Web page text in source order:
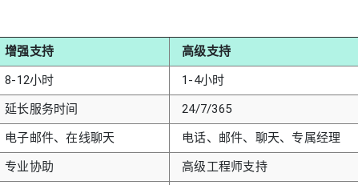
增强支持
高级支持
8-12小时
1-4小时
延长服务时间
24/7/365
电子邮件、在线聊天
电话、邮件、聊天、专属经理
专业协助
高级工程师支持